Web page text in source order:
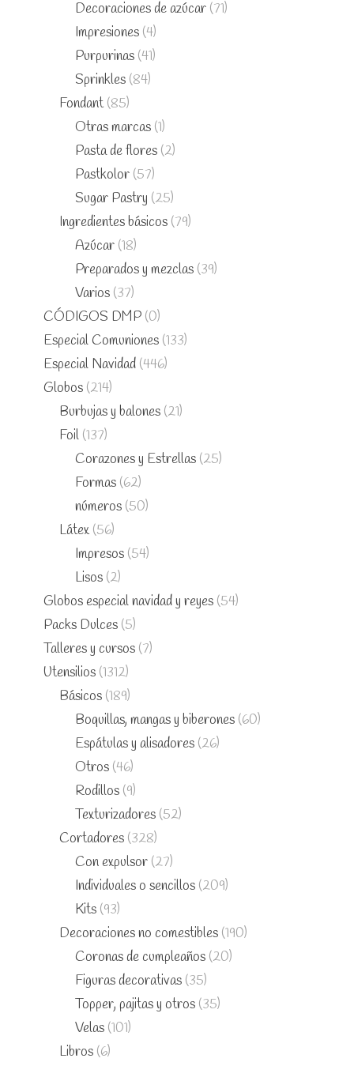
Decoraciones de azúcar (71)
Impresiones (4)
Purpurinas (41)
Sprinkles (84)
Fondant (85)
Otras marcas (1)
Pasta de flores (2)
Pastkolor (57)
Sugar Pastry (25)
Ingredientes básicos (79)
Azúcar (18)
Preparados y mezclas (39)
Varios (37)
CÓDIGOS DMP (0)
Especial Comuniones (133)
Especial Navidad (446)
Globos (214)
Burbujas y balones (21)
Foil (137)
Corazones y Estrellas (25)
Formas (62)
números (50)
Látex (56)
Impresos (54)
Lisos (2)
Globos especial navidad y reyes (54)
Packs Dulces (5)
Talleres y cursos (7)
Utensilios (1312)
Básicos (189)
Boquillas, mangas y biberones (60)
Espátulas y alisadores (26)
Otros (46)
Rodillos (9)
Texturizadores (52)
Cortadores (328)
Con expulsor (27)
Individuales o sencillos (209)
Kits (93)
Decoraciones no comestibles (190)
Coronas de cumpleaños (20)
Figuras decorativas (35)
Topper, pajitas y otros (35)
Velas (101)
Libros (6)